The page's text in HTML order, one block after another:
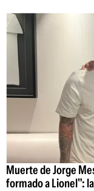
Muerte de Jorge
formado a Lionel":